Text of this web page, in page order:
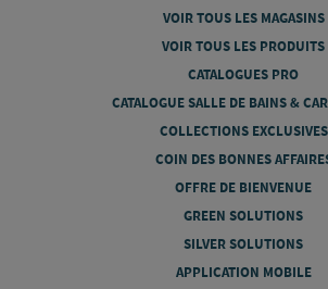
VOIR TOUS LES MAGASINS
VOIR TOUS LES PRODUITS
CATALOGUES PRO
CATALOGUE SALLE DE BAINS &
COLLECTIONS EXCLUSIVES
COIN DES BONNES
OFFRE DE BIENVENUE
GREEN SOLUTIONS
SILVER SOLUTIONS
APPLICATION MOBILE